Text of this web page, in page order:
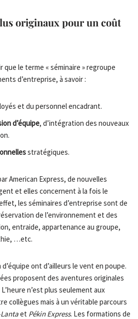
originaux pour un coût
que le terme « séminaire » regroupe
d’entreprise, à savoir :
et du personnel encadrant.
d’équipe, d’intégration des nouveaux
stratégiques.
American Express, de nouvelles
et elles concernent à la fois le
les séminaires d’entreprise sont de
de l’environnement et des
entraide, appartenance au groupe,
…etc.
ont d’ailleurs le vent en poupe.
proposent des aventures originales
n’est plus seulement aux
collègues mais à un véritable parcours
et Pékin Express. Les formations de